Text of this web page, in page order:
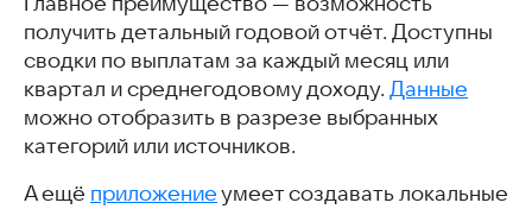
получить детальный годовой отчёт. Доступны
сводки по выплатам за каждый месяц или
квартал и среднегодовому доходу. Данные
можно отобразить в разрезе выбранных
категорий или источников.
А ещё приложение умеет создавать локальные